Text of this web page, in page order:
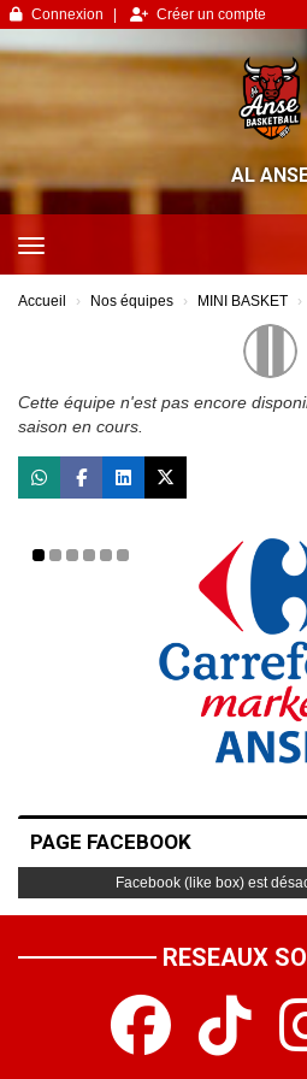
Connexion Créer un compte
AL
Accueil Nos équipes MINI BASKET
Cette équipe n'est pas encore
saison en cours.
PAGE FACEBOOK
Facebook (like box) est
RESEAUX
Panneau de gestion des cookies